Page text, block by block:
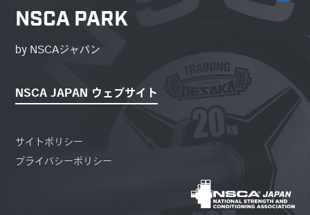
NSCA PARK
by NSCAジャパン
NSCA JAPAN ウェブサイト
サイトポリシー
プライバシーポリシー